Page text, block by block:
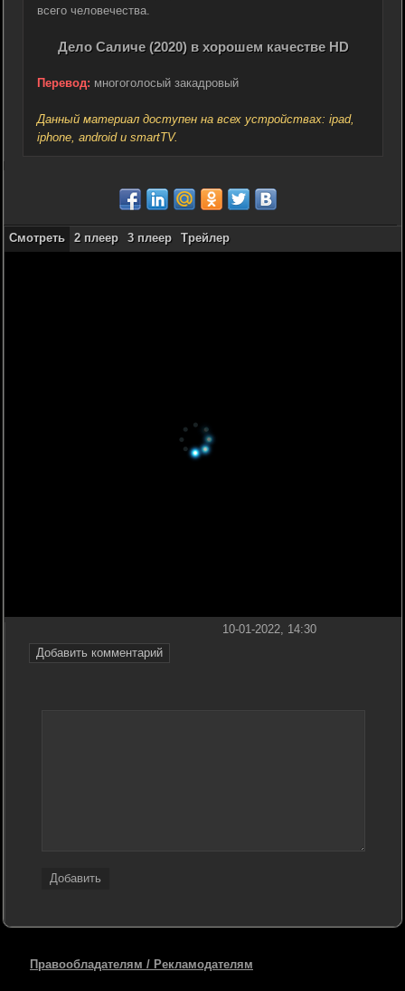
всего человечества.
Дело Саличе (2020) в хорошем качестве HD
Перевод: многоголосый закадровый
Данный материал доступен на всех устройствах: ipad,
iphone, android и smartTV.
Смотреть 2 плеер 3 плеер Трейлер
Добавить комментарий
10-01-2022, 14:30
Добавить
Правообладателям / Рекламодателям